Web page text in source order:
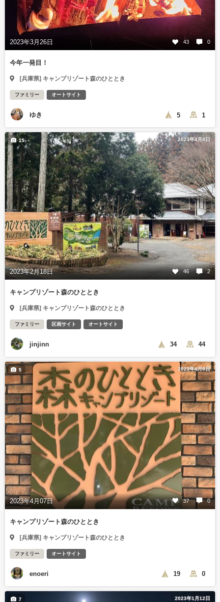
2023年3月26日 43 0
今年一発目！
[兵庫県] キャンプリゾート森のひととき
ファミリー オートサイト
ゆき 5 1
2023年4月8日
2023年2月18日 46 2
15
キャンプリゾート森のひととき
[兵庫県] キャンプリゾート森のひととき
ファミリー 区画サイト オートサイト
jinjinn 34 44
2023年4月8日
2023年4月07日 37 0
5
キャンプリゾート森のひととき
[兵庫県] キャンプリゾート森のひととき
ファミリー オートサイト
enoeri 19 0
2023年1月12日
7